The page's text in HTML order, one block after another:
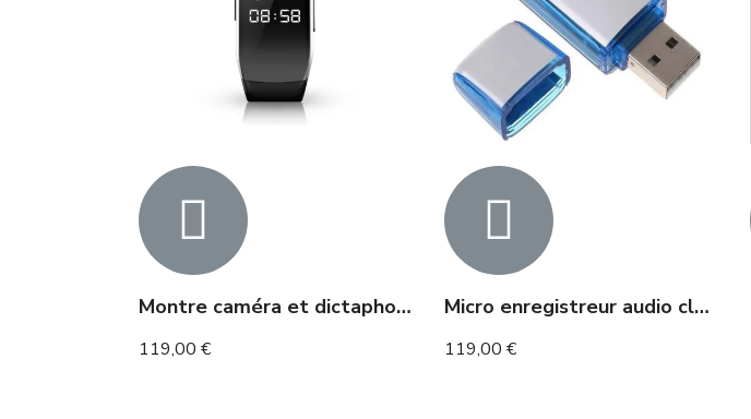
Montre caméra et dictaphone
119,00 €
Micro enregistreur audio clé USB 20h d'autonomie
119,00 €